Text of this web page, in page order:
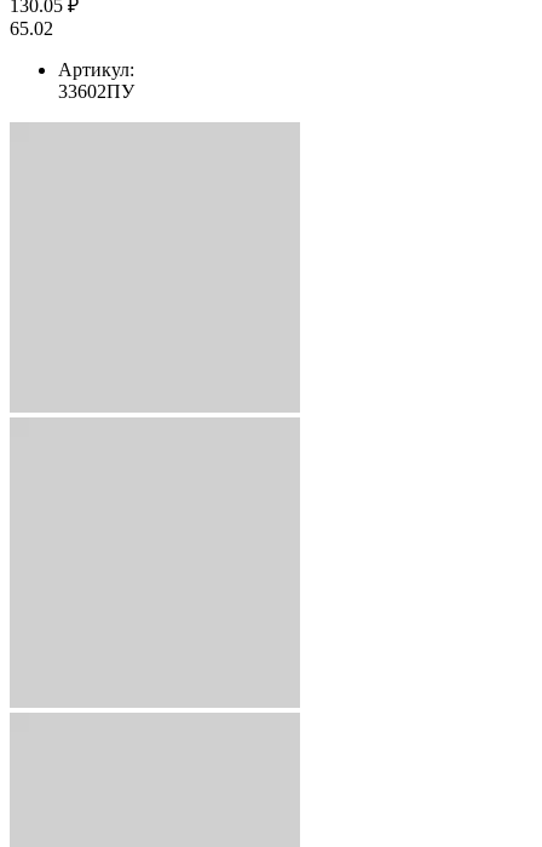
130.05 ₽
65.02
Артикул:
33602ПУ